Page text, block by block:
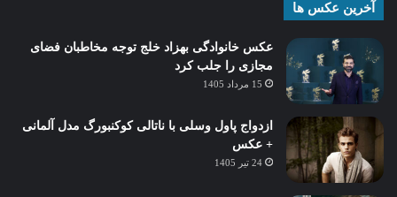
آخرین عکس ها
عکس خانوادگی بهزاد خلج توجه مخاطبان فضای
مجازی را جلب کرد
15 مرداد 1405
ازدواج پاول وسلی با ناتالی کوکنبورگ مدل آلمانی
+ عکس
24 تیر 1405